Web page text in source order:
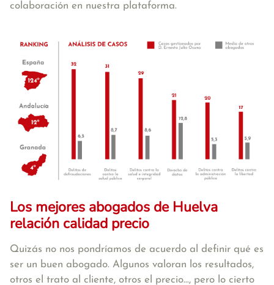
colaboración en nuestra plataforma.
Los mejores abogados de Huelva
relación calidad precio
Quizás no nos pondríamos de acuerdo al definir qué es
ser un buen abogado. Algunos valoran los resultados,
otros el trato al cliente, otros el precio..., pero lo cierto